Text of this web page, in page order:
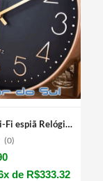
Câmera Wi-Fi espiã Relógio de parede escondido gravador de vídeo 1080P
(0)
de R$333.32